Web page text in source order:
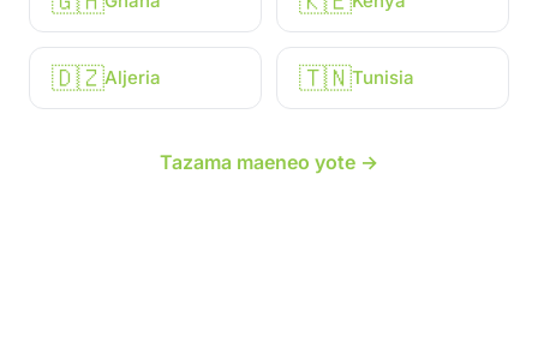
🇩🇿Aljeria 🇹🇳Tunisia
Tazama maeneo yote →